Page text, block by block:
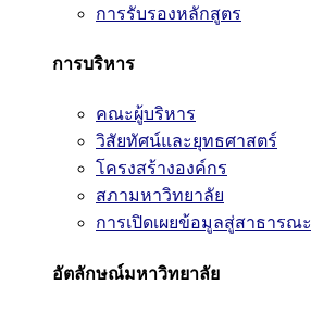
การรับรองหลักสูตร
การบริหาร
คณะผู้บริหาร
วิสัยทัศน์และยุทธศาสตร์
โครงสร้างองค์กร
สภามหาวิทยาลัย
การเปิดเผยข้อมูลสู่สาธารณะ
อัตลักษณ์มหาวิทยาลัย